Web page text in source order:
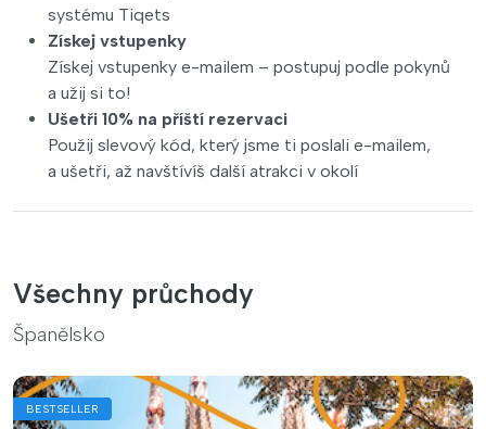
systému Tiqets
Získej vstupenky
Získej vstupenky e-mailem – postupuj podle pokynů
a užij si to!
Ušetři 10% na příští rezervaci
Použij slevový kód, který jsme ti poslali e-mailem,
a ušetři, až navštívíš další atrakci v okolí
Všechny průchody
Španělsko
BESTSELLER